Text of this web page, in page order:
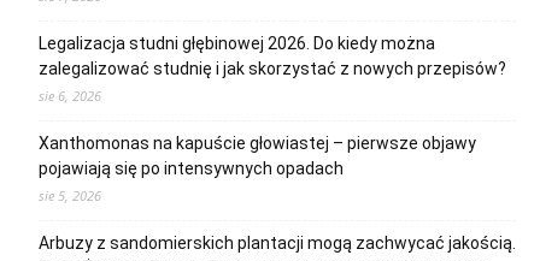
Legalizacja studni głębinowej 2026. Do kiedy można
zalegalizować studnię i jak skorzystać z nowych przepisów?
sie 6, 2026
Xanthomonas na kapuście głowiastej – pierwsze objawy
pojawiają się po intensywnych opadach
sie 5, 2026
Arbuzy z sandomierskich plantacji mogą zachwycać jakością.